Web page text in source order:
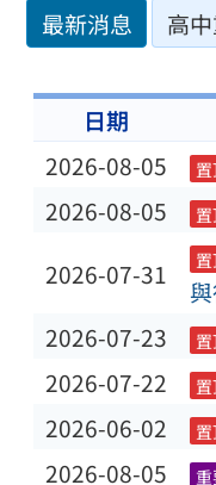
最新消息 高
日期
2026-08-05
2026-08-05
2026-07-31
2026-07-23
2026-07-22
2026-06-02
2026-08-05